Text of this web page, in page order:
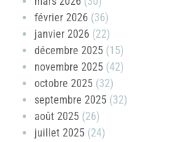
février 2026 (36)
janvier 2026 (22)
décembre 2025 (15)
novembre 2025 (42)
octobre 2025 (32)
septembre 2025 (32)
août 2025 (26)
juillet 2025 (24)